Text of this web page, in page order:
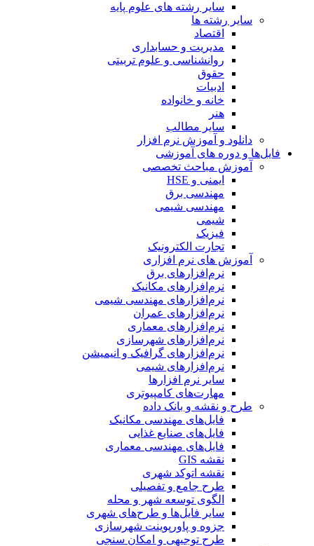
سایر رشته های علوم پایه
سایر رشته ها
اقتصاد
مدیریت و حسابداری
روانشناسی و علوم تربیتی
حقوق
ادبیات
خانه و خانواده
هنر
سایر مطالب
دانلود و آموزش نرم افزار
فایل‌ها و دوره های آموزشی
آموزش مباحث تخصصی
ایمنی و HSE
مهندسی برق
مهندسی شیمی
شیمی
فیزیک
تجارت الکترونیک
آموزش های نرم افزاری
نرم‌افزارهای برق
نرم‌افزارهای مکانیک
نرم‌افزارهای مهندسی شیمی
نرم‌افزارهای عمران
نرم‌افزارهای معماری
نرم‌افزارهای شهرسازی
نرم‌افزارهای گرافیک و انیمیشن
نرم‌افزارهای شیمی
سایر نرم افزارها
مهارت‌های کامپیوتری
طرح و نقشه و بانک داده
فایل‌های مهندسی مکانیک
فایل‌های صنایع غذایی
فایل‌های مهندسی معماری
نقشه GIS
نقشه اتوکد شهری
طرح جامع و تفصیلی
الگوی توسعه شهر و محله
سایر فایل‌ها و طرح‌های شهری
جزوه و پاورپوینت شهرسازی
طرح توجیهی و امکان سنجی